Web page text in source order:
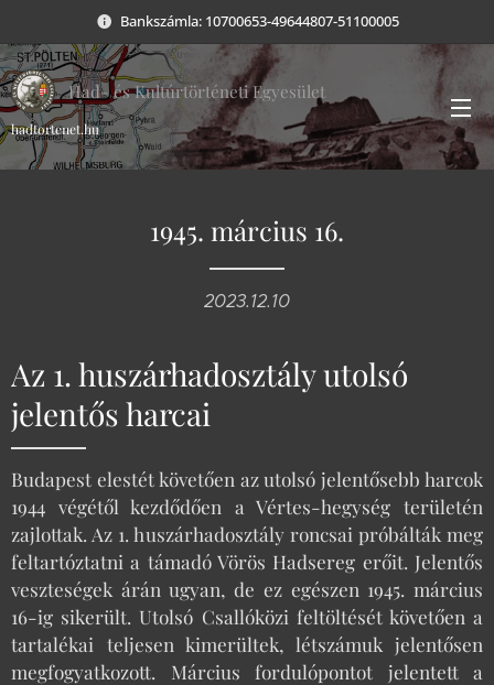
Bankszámla: 10700653-49644807-51100005
Had- és Kultúrtörténeti Egyesület
hadtortenet.hu
1945. március 16.
2023.12.10
Az 1. huszárhadosztály utolsó
jelentős harcai
Budapest elestét követően az utolsó jelentősebb harcok
1944 végétől kezdődően a Vértes-hegység területén
zajlottak. Az 1. huszárhadosztály roncsai próbálták meg
feltartóztatni a támadó Vörös Hadsereg erőit. Jelentős
veszteségek árán ugyan, de ez egészen 1945. március
16-ig sikerült. Utolsó Csallóközi feltöltését követően a
tartalékai teljesen kimerültek, létszámuk jelentősen
megfogyatkozott. Március fordulópontot jelentett a